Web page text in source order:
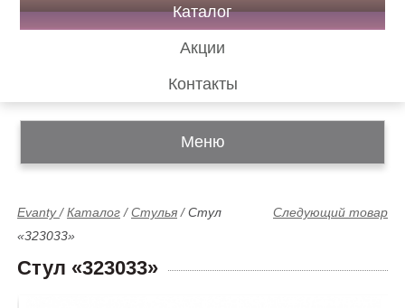
Каталог
Акции
Контакты
Меню
Следующий товар
Evanty/Каталог /Стулья /Стул
«323033»
Стул «323033»